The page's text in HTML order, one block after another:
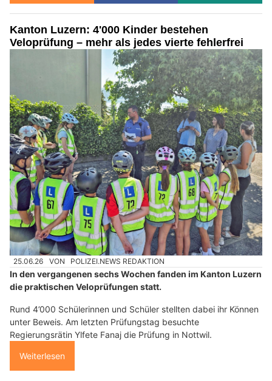
Kanton Luzern: 4'000 Kinder bestehen
Veloprüfung – mehr als jedes vierte fehlerfrei
25.06.26 VON POLIZEI.NEWS REDAKTION
In den vergangenen sechs Wochen fanden im Kanton Luzern
die praktischen Veloprüfungen statt.
Rund 4’000 Schülerinnen und Schüler stellten dabei ihr Können
unter Beweis. Am letzten Prüfungstag besuchte
Regierungsrätin Ylfete Fanaj die Prüfung in Nottwil.
Weiterlesen